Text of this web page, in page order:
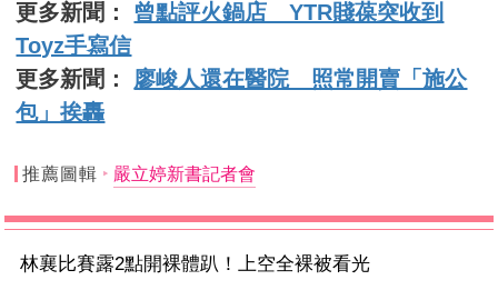
更多新聞： 曾點評火鍋店 YTR賤葆突收到
Toyz手寫信
更多新聞： 廖峻人還在醫院 照常開賣「施公
包」挨轟
推薦圖輯 嚴立婷新書記者會
林襄比賽露2點開裸體趴！上空全裸被看光